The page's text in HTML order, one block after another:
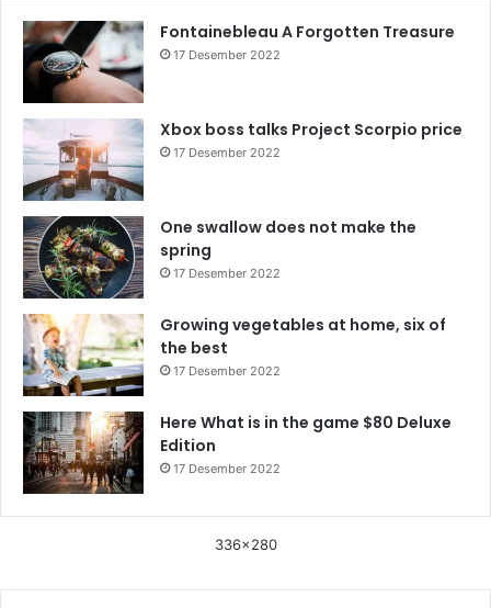
Fontainebleau A Forgotten Treasure
17 Desember 2022
Xbox boss talks Project Scorpio price
17 Desember 2022
One swallow does not make the
spring
17 Desember 2022
Growing vegetables at home, six of
the best
17 Desember 2022
Here What is in the game $80 Deluxe
Edition
17 Desember 2022
336x280